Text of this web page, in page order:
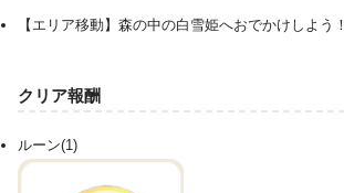
【エリア移動】森の中の白雪姫へおでかけしよう！
クリア報酬
ルーン(1)